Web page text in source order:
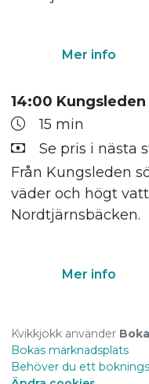
Mer info
14:00
15 min
Se pris i nästa
Från Kungsleden
väder och högt
Nordtjärnsbäcken.
Mer info
Kvikkjokk använder
Bokas marknadsplats
Behöver du ett